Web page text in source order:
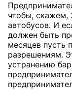
чтобы, скажем,
автобусов. И
должен быть
месяцев пусть
разрешениям.
устранению